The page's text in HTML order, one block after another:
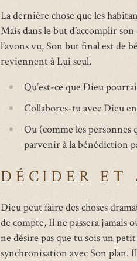
La dernière chose que les
Mais dans le but d’accomplir
l’avons vu, Son but final est de
reviennent à Lui seul.
Qu’est-ce que Dieu
Collabores-tu avec Dieu
Ou (comme les
parvenir à la bénédiction
DÉCIDER ET
Dieu peut faire des choses
de compte, Il ne passera jamais
ne désire pas que tu sois un
synchronisation avec Son plan.